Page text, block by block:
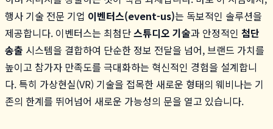
행사 기술 전문 기업 이벤터스(event-us)는 독보적인 솔루션을
제공합니다. 이벤터스는 최첨단스튜디오 기술과 안정적인 첨단
송출 시스템을 결합하여 단순한 정보 전달을 넘어, 브랜드 가치를
높이고 참가자 만족도를 극대화하는 혁신적인 경험을 설계합니
다. 특히 가상현실(VR) 기술을 접목한 새로운 형태의 웨비나는 기
존의 한계를 뛰어넘어 새로운 가능성의 문을 열고 있습니다.